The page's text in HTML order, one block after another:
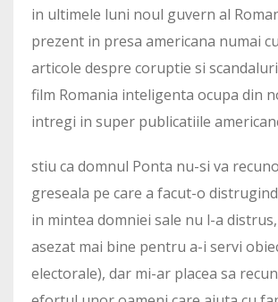
in ultimele luni noul guvern al
prezent in presa americana numai
articole despre coruptie si
film Romania inteligenta ocupa din
intregi in super publicatiile
stiu ca domnul Ponta nu-si va
greseala pe care a facut-o
in mintea domniei sale nu l-a
asezat mai bine pentru a-i servi
electorale), dar mi-ar placea sa